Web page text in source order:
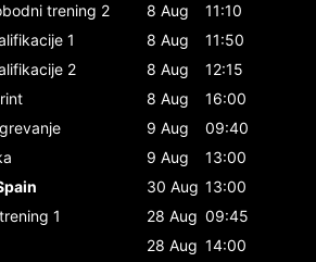
trening 2 8 Aug
11:10
1 8 Aug
11:50
2 8 Aug
12:15
8 Aug
16:00
9 Aug
09:40
9 Aug
13:00
30 Aug 13:00
1 28 Aug 09:45
28 Aug 14:00